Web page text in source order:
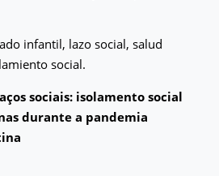
infantil, lazo social, salud
social.
sociais: isolamento social
durante a pandemia